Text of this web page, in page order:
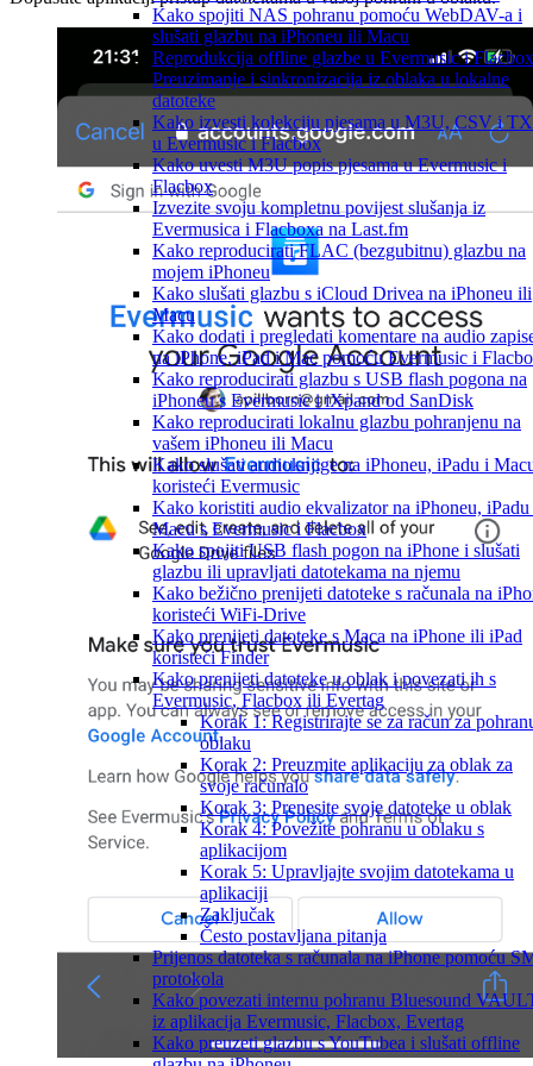
Kako spojiti NAS pohranu pomoću WebDAV-a i
slušati glazbu na iPhoneu ili Macu
Reprodukcija offline glazbe u Evermusic i
Preuzimanje i sinkronizacija iz oblaka u lokalne
datoteke
Kako izvesti kolekciju pjesama u M3U, CSV i
u Evermusic i Flacbox
Kako uvesti M3U popis pjesama u Evermusic i
Flacbox
Izvezite svoju kompletnu povijest slušanja iz
Evermusica i Flacboxa na Last.fm
Kako reproducirati FLAC (bezgubitnu) glazbu na
mojem iPhoneu
Kako slušati glazbu s iCloud Drivea na iPhoneu ili
Macu
Kako dodati i pregledati komentare na audio
na iPhone, iPad i Mac pomoću Evermusic i
Kako reproducirati glazbu s USB flash pogona na
iPhoneu s Evermusic i iXpand od SanDisk
Kako reproducirati lokalnu glazbu pohranjenu na
vašem iPhoneu ili Macu
Kako slušati audioknjige na iPhoneu, iPadu i
koristeći Evermusic
Kako koristiti audio ekvalizator na iPhoneu,
Macu s Evermusic i Flacbox
Kako spojiti USB flash pogon na iPhone i slušati
glazbu ili upravljati datotekama na njemu
Kako bežično prenijeti datoteke s računala na
koristeći WiFi-Drive
Kako prenijeti datoteke s Maca na iPhone ili iPad
koristeći Finder
Kako prenijeti datoteke u oblak i povezati ih s
Evermusic, Flacbox ili Evertag
Korak 1: Registrirajte se za račun za
oblaku
Korak 2: Preuzmite aplikaciju za oblak za
svoje računalo
Korak 3: Prenesite svoje datoteke u oblak
Korak 4: Povežite pohranu u oblaku s
aplikacijom
Korak 5: Upravljajte svojim datotekama u
aplikaciji
Zaključak
Često postavljana pitanja
Prijenos datoteka s računala na iPhone pomoću
protokola
Kako povezati internu pohranu Bluesound
iz aplikacija Evermusic, Flacbox, Evertag
Kako preuzeti glazbu s YouTubea i slušati offline